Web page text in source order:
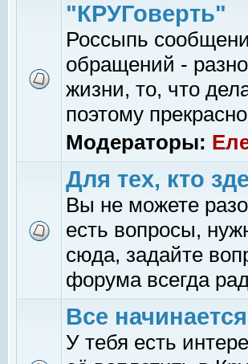
"КРУГоверть"
Россыпь
обращений -
жизни, то, что
поэтому
Модераторы:
Для тех, кто
Вы не можете
есть вопросы,
сюда, задайте
форума всегда
Все
У тебя есть